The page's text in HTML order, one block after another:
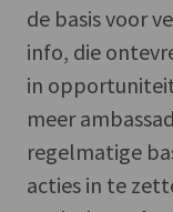
de basis voor
info, die
in
meer
regelmatige
acties in te